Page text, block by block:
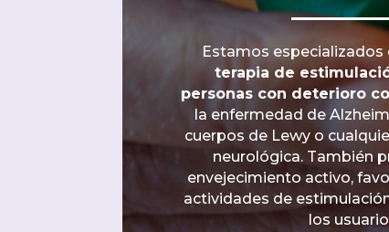
Estamos especializados
terapia de
personas con deterioro
la enfermedad de
cuerpos de Lewy o
neurológica. También
envejecimiento activo,
actividades de
los